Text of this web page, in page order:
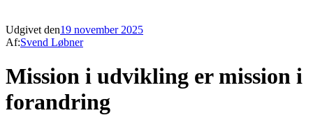
Udgivet den19 november 2025
Af:Svend Løbner
Mission i udvikling er mission i
forandring